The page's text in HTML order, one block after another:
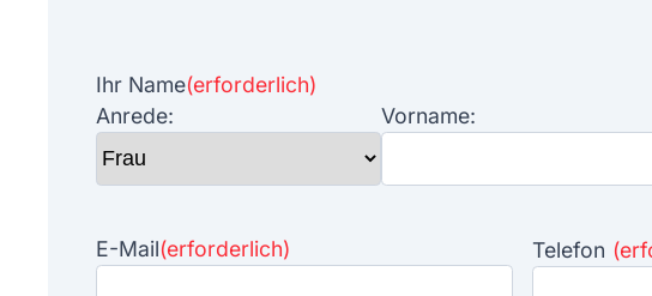
Ihr Name(erforderlich)
Anrede:
Vorname:
E-Mail(erforderlich) Telefon